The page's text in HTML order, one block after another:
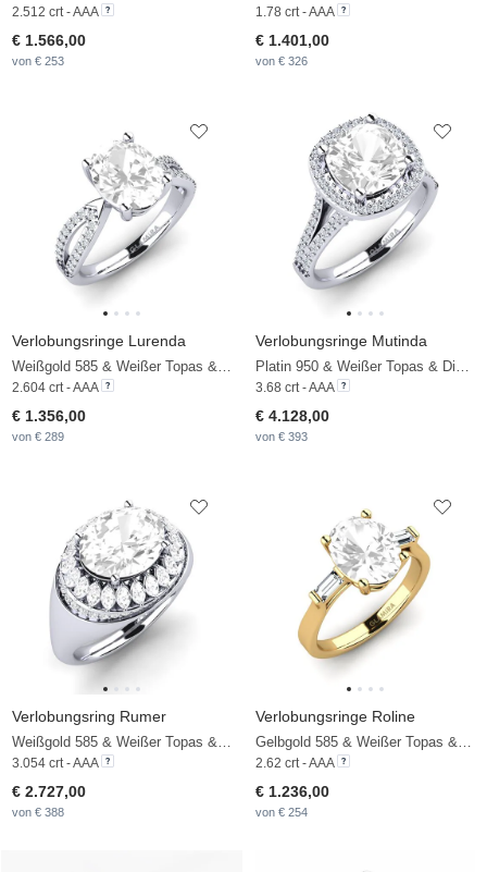
2.512 crt - AAA
€ 1.566,00
von € 253
1.78 crt - AAA
€ 1.401,00
von € 326
Verlobungsringe Lurenda
2.604 crt - AAA
€ 1.356,00
von € 289
Verlobungsringe Mutinda
3.68 crt - AAA
€ 4.128,00
von € 393
Verlobungsring Rumer
3.054 crt - AAA
€ 2.727,00
von € 388
Verlobungsringe Roline
2.62 crt - AAA
€ 1.236,00
von € 254